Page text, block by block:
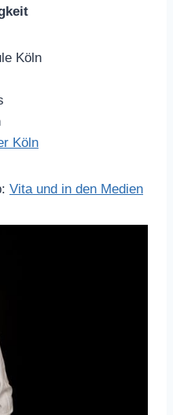
Köln
Köln
Vita und in den Medien